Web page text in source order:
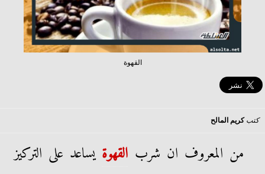
القهوة
كتبكريم المالح
من المعروف ان شرب القهوة يساعد على التركيز